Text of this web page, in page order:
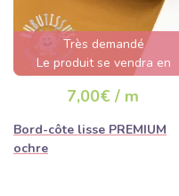
Très demandé
Le produit se vendra en
quelques heures
7,00€ / m
Bord-côte lisse PREMIUM
ochre